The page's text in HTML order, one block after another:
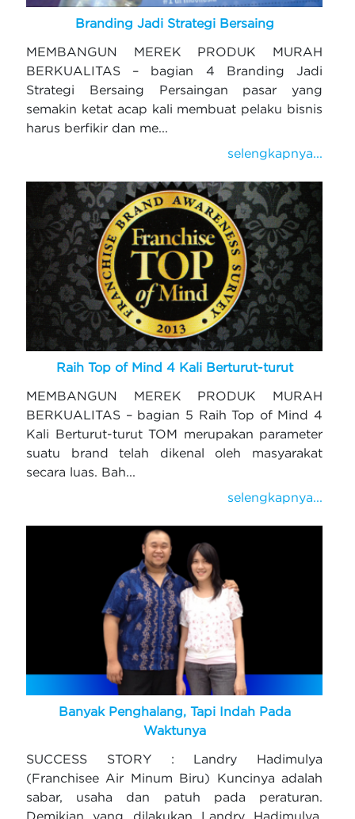
Branding Jadi Strategi Bersaing
MEMBANGUN MEREK PRODUK MURAH
BERKUALITAS – bagian 4 Branding Jadi
Strategi Bersaing Persaingan pasar yang
semakin ketat acap kali membuat pelaku bisnis
harus berfikir dan me...
selengkapnya...
Raih Top of Mind 4 Kali Berturut-turut
MEMBANGUN MEREK PRODUK MURAH
BERKUALITAS – bagian 5 Raih Top of Mind 4
Kali Berturut-turut TOM merupakan parameter
suatu brand telah dikenal oleh masyarakat
secara luas. Bah...
selengkapnya...
Banyak Penghalang, Tapi Indah Pada
Waktunya
SUCCESS STORY : Landry Hadimulya
(Franchisee Air Minum Biru) Kuncinya adalah
sabar, usaha dan patuh pada peraturan.
Demikian yang dilakukan Landry Hadimulya,